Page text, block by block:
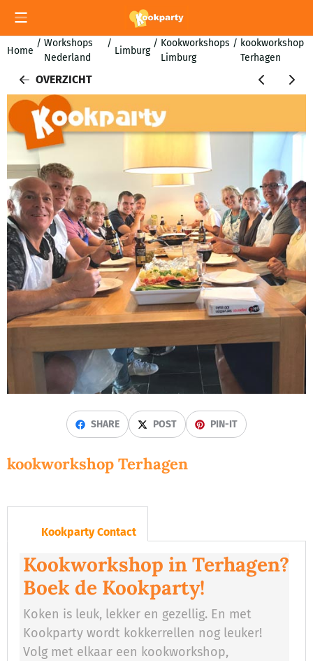
Cookievoorkeuren zijn momenteel gesloten.
Home
/ Workshops
Nederland
/
Limburg
/ Kookworkshops
Limburg
/ kookworkshop
Terhagen
OVERZICHT
SHARE POST PIN-IT
kookworkshop Terhagen
Kookparty Contact
Kookworkshop in Terhagen?
Boek de Kookparty!
Koken is leuk, lekker en gezellig. En met
Kookparty wordt kokkerrellen nog leuker!
Volg met elkaar een kookworkshop,